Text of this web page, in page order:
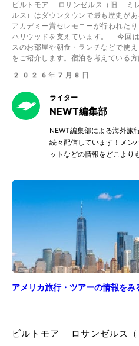
ビルトモア ロサンゼルス（旧 ミ
ルス）はダウンタウンで最も歴史が
アカデミー賞セレモニーが行われた
ハリウッドを支えています。 今回
スのお部屋や朝食・ランチなどで使
をご紹介します。宿泊を考えている
2026年7月8日
ライター
NEWT編集部
NEWT編集部による海外旅
続々配信しています！メン
ットなどの情報をどこより
アメリカ旅行・ツアーの情報をみ
ビルトモア ロサンゼルス